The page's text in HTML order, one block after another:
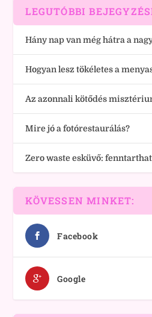
LEGUTÓBBI
Hány nap van még hátra a
Hogyan lesz tökéletes a
Az azonnali kötődés
Mire jó a fotórestaurálás?
Zero waste esküvő:
KÖVESSEN MINKET:
Facebook
Google